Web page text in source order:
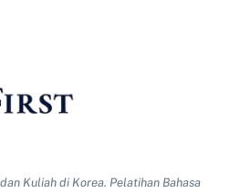
Kuliah di Korea. Pelatihan Bahasa